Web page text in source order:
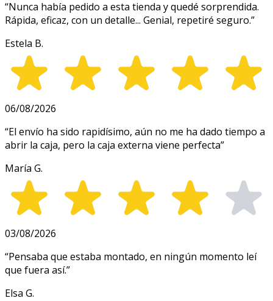
“Nunca había pedido a esta tienda y quedé sorprendida.
Rápida, eficaz, con un detalle... Genial, repetiré seguro.”
Estela B.
06/08/2026
“El envío ha sido rapidísimo, aún no me ha dado tiempo a
abrir la caja, pero la caja externa viene perfecta”
María G.
03/08/2026
“Pensaba que estaba montado, en ningún momento leí
que fuera así.”
Elsa G.